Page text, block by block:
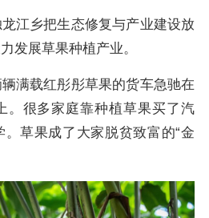
江乡把生态修复与产业建设放
发展草果种植产业。
满载红彤彤草果的货车急驰在
。很多家庭靠种植草果买了汽
草果成了大家脱贫致富的“金